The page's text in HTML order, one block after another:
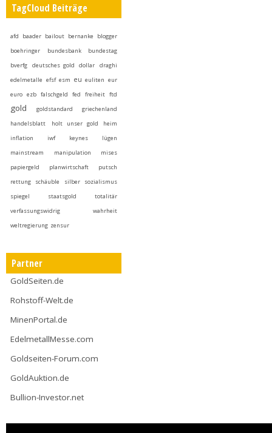
TagCloud Beiträge
afd baader bailout bernanke
blogger
boehringer
bundesbank
bundestag
bverfg
deutsches gold dollar
draghi
edelmetalle efsf esm eu euliten eur
euro ezb falschgeld fed freiheit ftd
gold goldstandard
griechenland
handelsblatt
holt unser gold heim
inflation
iwf keynes
lügen
mainstream
manipulation
mises
papiergeld
planwirtschaft
putsch
rettung
schäuble silber
sozialismus
spiegel
staatsgold
totalitär
verfassungswidrig
wahrheit
weltregierung zensur
Partner
GoldSeiten.de
Rohstoff-Welt.de
MinenPortal.de
EdelmetallMesse.com
Goldseiten-Forum.com
GoldAuktion.de
Bullion-Investor.net